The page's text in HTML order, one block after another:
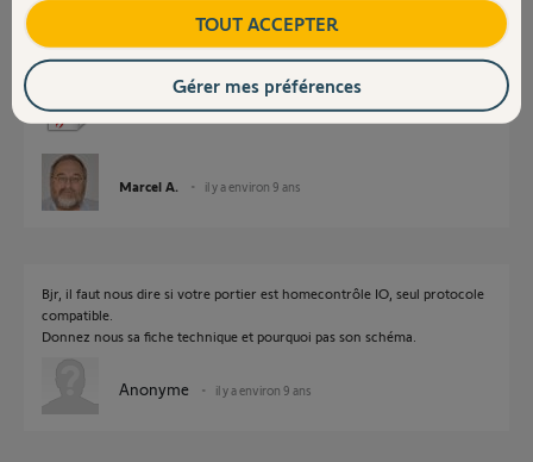
maison ne m'avait rien laissé.
LE09435AB.pdf
5,5 Mo
Marcel A. il y a environ 9 ans
Bjr, il faut nous dire si votre portier est homecontrôle IO, seul protocole
compatible.
Donnez nous sa fiche technique et pourquoi pas son schéma.
Anonyme il y a environ 9 ans
TOUT ACCEPTER
Gérer mes préférences